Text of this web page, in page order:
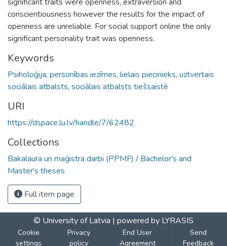
conscientiousness however the results for the impact of
openness are unreliable. For social support online the only
significant personality trait was openness.
Keywords
Psiholoģija, personības iezīmes, lielais piecinieks, uztvertais
sociālais atbalsts, sociālais atbalsts tiešsaistē
URI
https://dspace.lu.lv/handle/7/62482
Collections
Bakalaura un maģistra darbi (PPMF) / Bachelor's and
Master's theses
Full item page
© University of Latvia | powered by LYRASIS
Cookie
settings
Privacy
policy
End User
Agreement
Send
Feedback